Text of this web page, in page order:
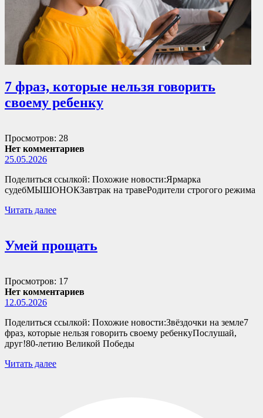
7 фраз, которые нельзя говорить
своему ребенку
Просмотров: 28
Нет комментариев
25.05.2026
Поделиться ссылкой: Похожие новости:Ярмарка
судебМЫШОНОКЗавтрак на травеРодители строгого режима
Читать далее
Умей прощать
Просмотров: 17
Нет комментариев
12.05.2026
Поделиться ссылкой: Похожие новости:Звёздочки на земле7
фраз, которые нельзя говорить своему ребенкуПослушай,
друг!80-летию Великой Победы
Читать далее